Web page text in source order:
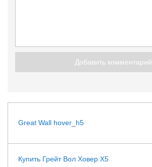
Добавить комментарий
Great Wall hover_h5
Купить Грейт Вол Ховер Х5